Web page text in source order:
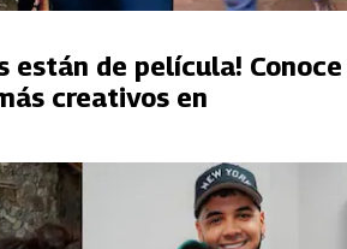
están de película! Conoce
creativos en